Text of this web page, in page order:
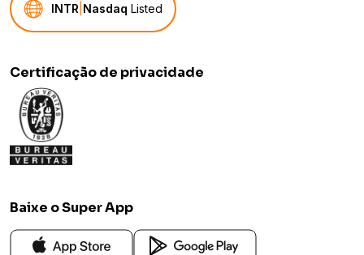
INTR Nasdaq Listed
Certificação de privacidade
Baixe o Super App